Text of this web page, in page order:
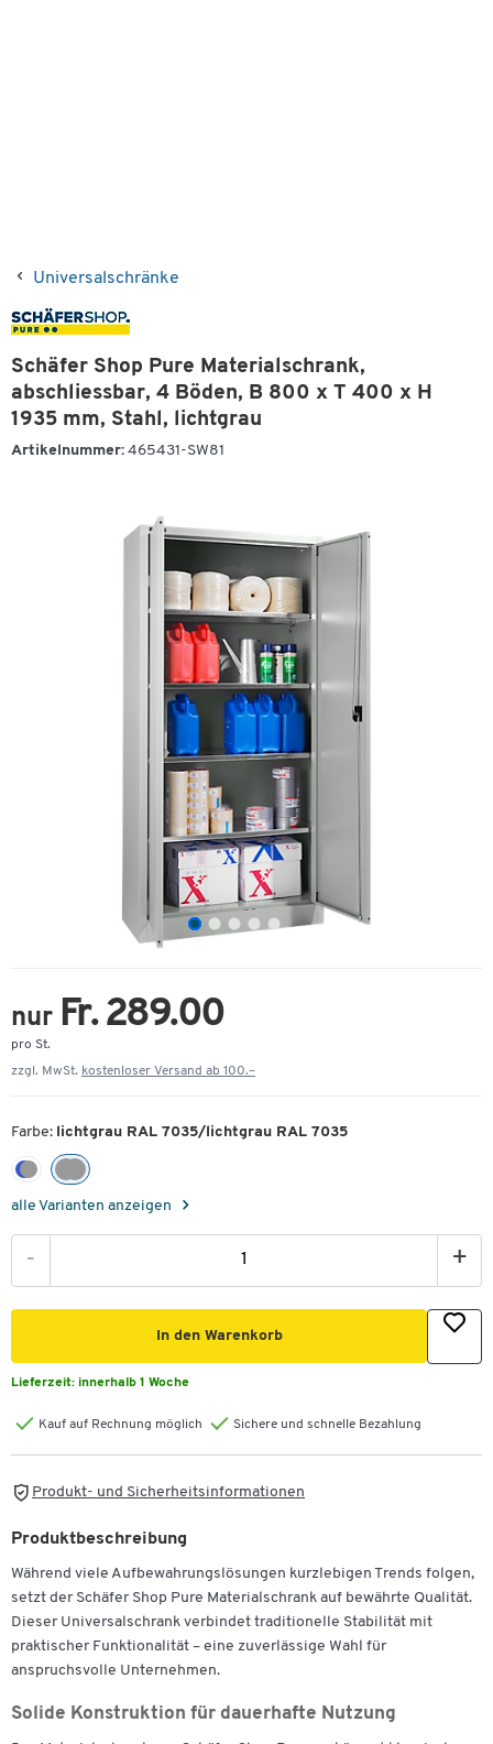
Universalschränke
Schäfer Shop Pure Materialschrank,
abschliessbar, 4 Böden, B 800 x T 400 x H
1935 mm, Stahl, lichtgrau
Artikelnummer: 465431-SW81
nur Fr. 289.00
pro St.
zzgl. MwSt. kostenloser Versand ab 100.–
Farbe: lichtgrau RAL 7035/lichtgrau RAL 7035
alle Varianten anzeigen
- +
In den Warenkorb
Lieferzeit: innerhalb 1 Woche
Kauf auf Rechnung möglich Sichere und schnelle Bezahlung
Produkt- und Sicherheitsinformationen
Produktbeschreibung
Während viele Aufbewahrungslösungen kurzlebigen Trends folgen,
setzt der Schäfer Shop Pure Materialschrank auf bewährte Qualität.
Dieser Universalschrank verbindet traditionelle Stabilität mit
praktischer Funktionalität – eine zuverlässige Wahl für
anspruchsvolle Unternehmen.
Solide Konstruktion für dauerhafte Nutzung